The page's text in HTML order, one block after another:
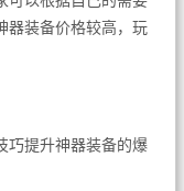
器装备价格较高，玩
巧提升神器装备的爆